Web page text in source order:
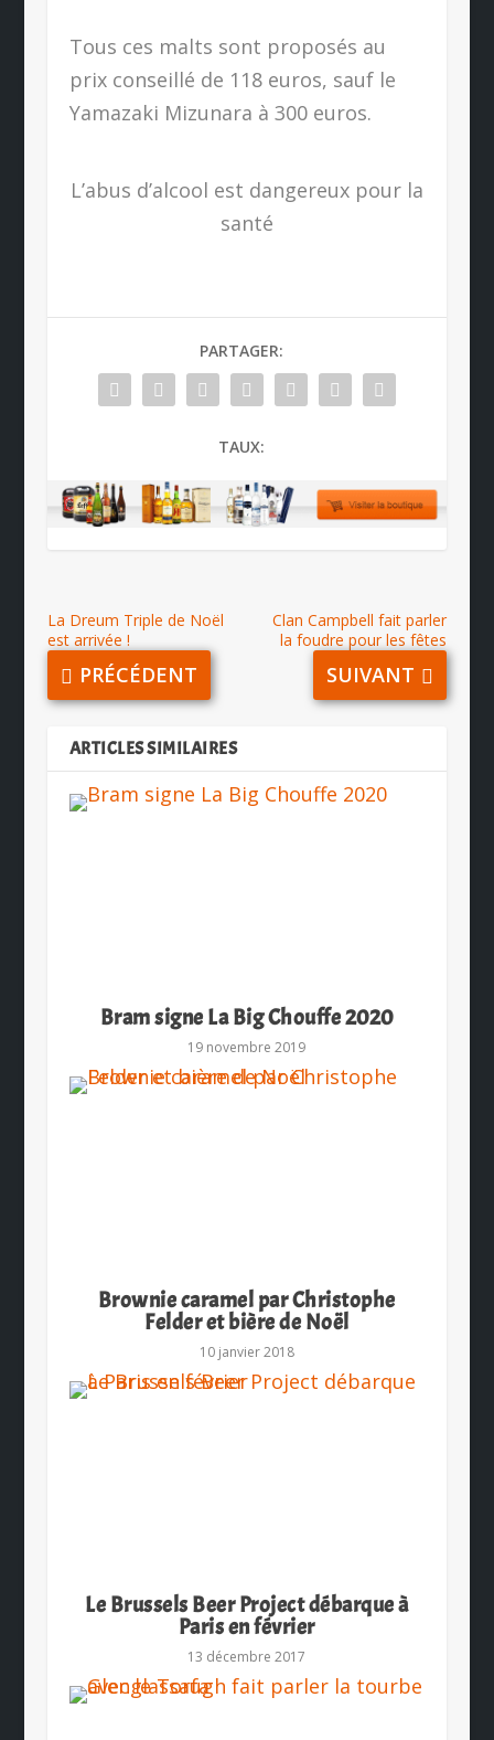
Tous ces malts sont proposés au
prix conseillé de 118 euros, sauf le
Yamazaki Mizunara à 300 euros.
L’abus d’alcool est dangereux pour la
santé
PARTAGER:
TAUX:
La Dreum Triple de Noël
est arrivée !
PRÉCÉDENT
Clan Campbell fait parler
la foudre pour les fêtes
SUIVANT
ARTICLES SIMILAIRES
Bram signe La Big Chouffe 2020
19 novembre 2019
Brownie caramel par Christophe
Felder et bière de Noël
10 janvier 2018
Le Brussels Beer Project débarque à
Paris en février
13 décembre 2017